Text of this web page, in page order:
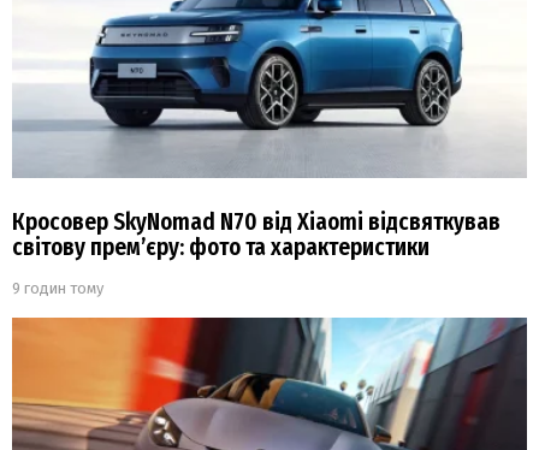
Кросовер SkyNomad N70 від Xiaomi відсвяткував
світову прем’єру: фото та характеристики
9 годин тому